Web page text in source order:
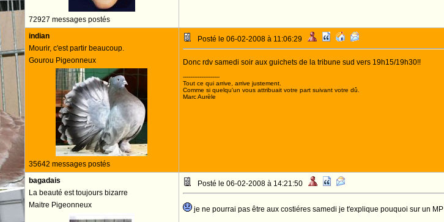
72927 messages postés
indian
Mourir, c'est partir beaucoup.
Gourou Pigeonneux
35642 messages postés
Posté le 06-02-2008 à 11:06:29
Donc rdv samedi soir aux guichets de la tribune sud vers 19h15/19h30!!
--------------------
Tout ce qui arrive, arrive justement.
Comme si quelqu'un vous attribuait votre part suivant votre dû.
Marc Aurèle
bagadais
La beauté est toujours bizarre
Maitre Pigeonneux
Posté le 06-02-2008 à 14:21:50
je ne pourrai pas être aux costiéres samedi je t'explique pouquoi sur un MP